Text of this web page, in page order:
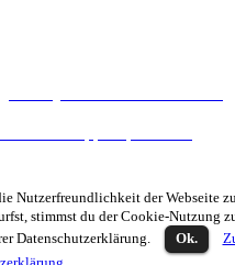
Nutzerfreundlichkeit der Webseite
stimmst du der Cookie-Nutzung
Datenschutzerklärung.
Ok.